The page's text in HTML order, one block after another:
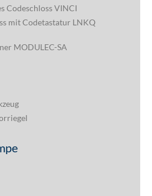
Codeschloss VINCI
mit Codetastatur LNKQ
MODULEC-SA